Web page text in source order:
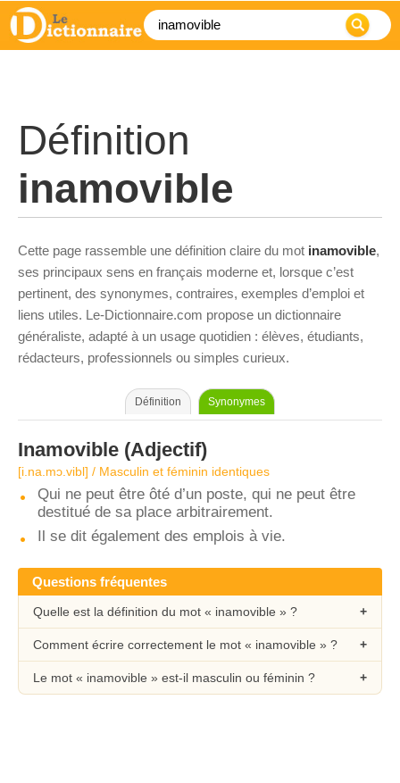
Définition
inamovible
Cette page rassemble une définition claire du mot inamovible,
ses principaux sens en français moderne et, lorsque c’est
pertinent, des synonymes, contraires, exemples d’emploi et
liens utiles. Le-Dictionnaire.com propose un dictionnaire
généraliste, adapté à un usage quotidien : élèves, étudiants,
rédacteurs, professionnels ou simples curieux.
Définition Synonymes
Inamovible (Adjectif)
[i.na.mɔ.vibl] / Masculin et féminin identiques
Qui ne peut être ôté d’un poste, qui ne peut être
destitué de sa place arbitrairement.
Il se dit également des emplois à vie.
Questions fréquentes
Quelle est la définition du mot « inamovible » ?
Comment écrire correctement le mot « inamovible » ?
Le mot « inamovible » est-il masculin ou féminin ?